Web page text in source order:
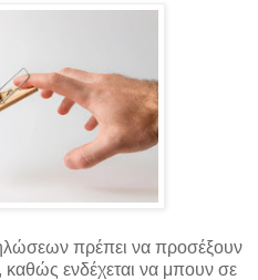
πρέπει να προσέξουν
καθώς ενδέχεται να μπουν σε